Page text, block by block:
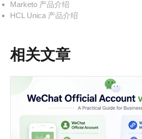
Marketo 产品介绍
HCL Unica 产品介绍
相关文章